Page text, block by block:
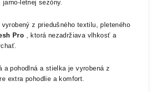
letnej sezóny.
z priedušného textilu, pleteného
Pro , ktorá nezadržiava vlhkosť a
a pohodlná a stielka je vyrobená z
extra pohodlie a komfort.